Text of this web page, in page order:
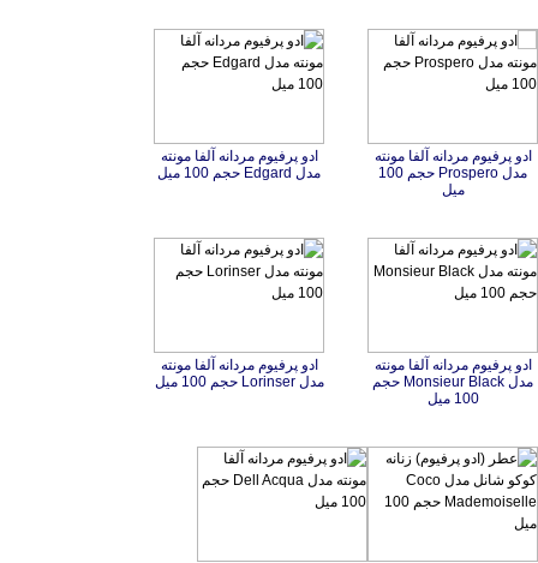
ادو پرفیوم مردانه آلفا مونته
مدل Prospero حجم 100
میل
ادو پرفیوم مردانه آلفا مونته
مدل Edgard حجم 100 میل
ادو پرفیوم مردانه آلفا مونته
مدل Monsieur Black حجم
100 میل
ادو پرفیوم مردانه آلفا مونته
مدل Lorinser حجم 100 میل